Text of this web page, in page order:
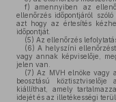
f) amennyiben az
ellenőrzés időpontjáról
azt hogy az értesítés
időpontját.
(5) Az ellenőrzés
(6) A helyszíni
vagy annak képviselője,
jelen van.
(7) Az MVH elnöke vagy
beosztású
kiállíthat, amely
idejét és az illetékességi